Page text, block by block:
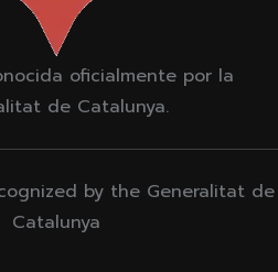
oficialmente por la
de Catalunya.
by the Generalitat de
Catalunya